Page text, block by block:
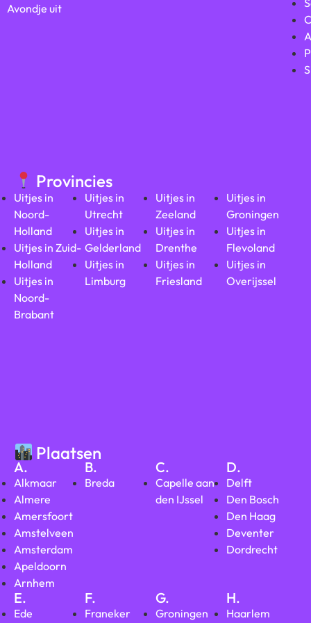
Avondje uit
Provincies
Uitjes in
Noord-
Holland
Uitjes in Zuid-
Holland
Uitjes in
Noord-
Brabant
Uitjes in
Utrecht
Uitjes in
Gelderland
Uitjes in
Limburg
Uitjes in
Zeeland
Uitjes in
Drenthe
Uitjes in
Friesland
Uitjes in
Groningen
Uitjes in
Flevoland
Uitjes in
Overijssel
Plaatsen
A.
Alkmaar
Almere
Amersfoort
Amstelveen
Amsterdam
Apeldoorn
Arnhem
B.
Breda
C.
Capelle aan
den IJssel
D.
Delft
Den Bosch
Den Haag
Deventer
Dordrecht
E.
Ede
F.
Franeker
G.
Groningen
H.
Haarlem